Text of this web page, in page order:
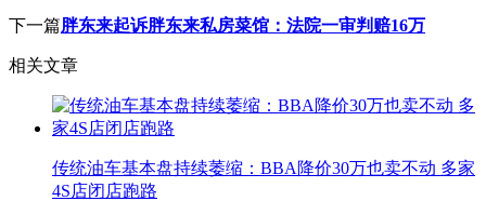
下一篇胖东来起诉胖东来私房菜馆：法院一审判赔16万
相关文章
传统油车基本盘持续萎缩：BBA降价30万也卖不动 多家
4S店闭店跑路